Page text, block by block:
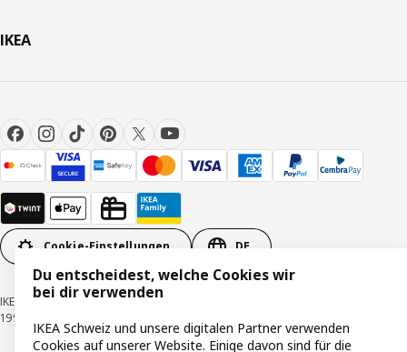
IKEA
Cookie-Einstellungen DE
IKEA Schweiz - Müslistrasse 16, 8957 Spreitenbach © Inter IKEA Systems B.V.
1999-2026
Du entscheidest, welche Cookies wir
bei dir verwenden
IKEA Schweiz und unsere digitalen Partner verwenden
Cookies auf unserer Website. Einige davon sind für die